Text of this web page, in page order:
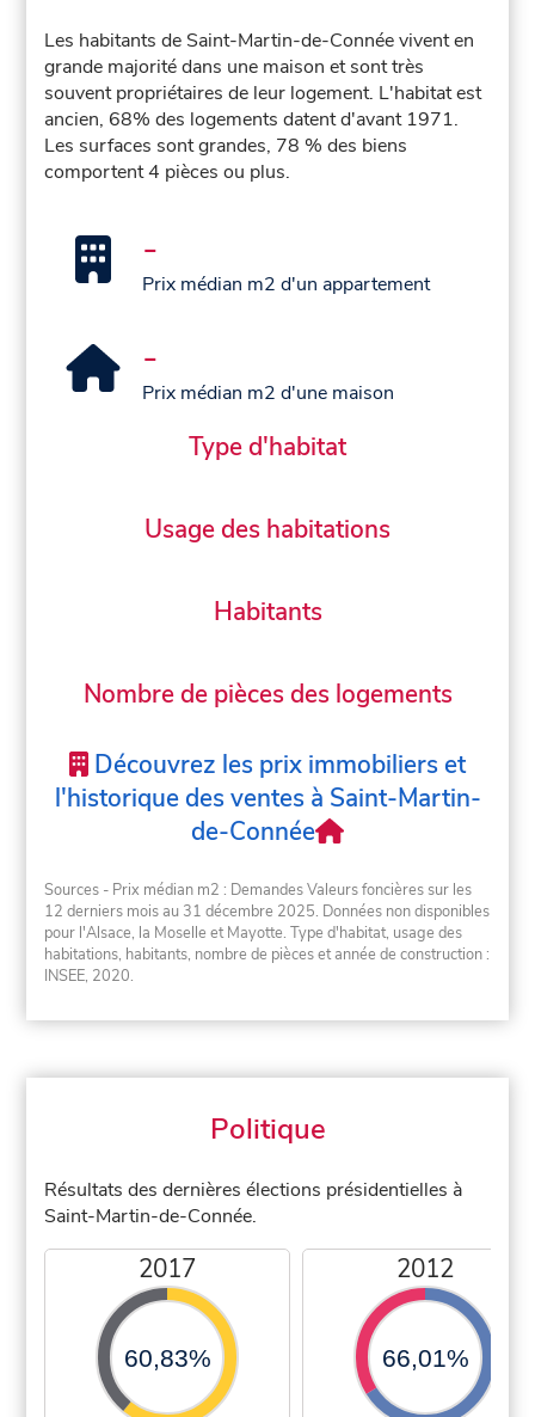
Les habitants de Saint-Martin-de-Connée vivent en
grande majorité dans une maison et sont très
souvent propriétaires de leur logement. L'habitat est
ancien, 68% des logements datent d'avant 1971.
Les surfaces sont grandes, 78 % des biens
comportent 4 pièces ou plus.
-
Prix médian m2 d'un appartement
-
Prix médian m2 d'une maison
Type d'habitat
Usage des habitations
Habitants
Nombre de pièces des logements
Découvrez les prix immobiliers et
l'historique des ventes à Saint-Martin-
de-Connée
Sources - Prix médian m2 : Demandes Valeurs foncières sur les
12 derniers mois au 31 décembre 2025. Données non disponibles
pour l'Alsace, la Moselle et Mayotte. Type d'habitat, usage des
habitations, habitants, nombre de pièces et année de construction :
INSEE, 2020.
Politique
Résultats des dernières élections présidentielles à
Saint-Martin-de-Connée.
2017
60,83%
2012
66,01%